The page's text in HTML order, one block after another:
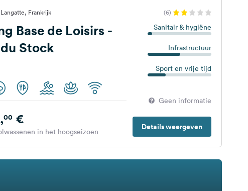
Frankrijk (6)
Base de Loisirs -
Stock
Sanitair & hygiëne
Infrastructuur
Sport en vrije tijd
Geen informatie
Details weergeven
00€
in het hoogseizoen